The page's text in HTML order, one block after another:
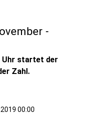
-
Uhr startet der
Zahl.
00:00